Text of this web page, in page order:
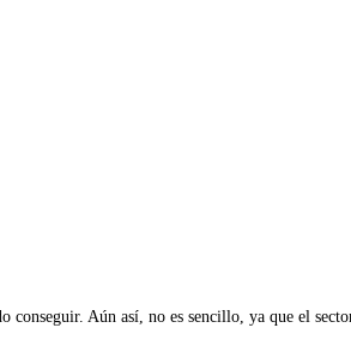
Aún así, no es sencillo, ya que el